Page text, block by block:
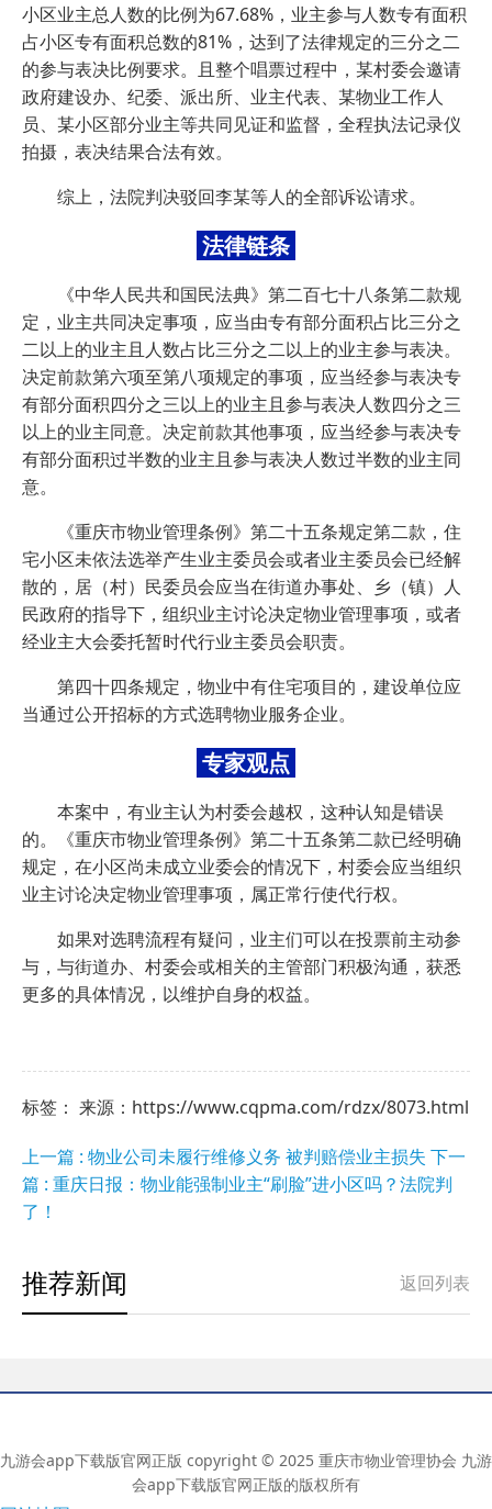
小区业主总人数的比例为67.68%，业主参与人数专有面积
占小区专有面积总数的81%，达到了法律规定的三分之二
的参与表决比例要求。且整个唱票过程中，某村委会邀请
政府建设办、纪委、派出所、业主代表、某物业工作人
员、某小区部分业主等共同见证和监督，全程执法记录仪
拍摄，表决结果合法有效。
综上，法院判决驳回李某等人的全部诉讼请求。
法律链条
《中华人民共和国民法典》第二百七十八条第二款规
定，业主共同决定事项，应当由专有部分面积占比三分之
二以上的业主且人数占比三分之二以上的业主参与表决。
决定前款第六项至第八项规定的事项，应当经参与表决专
有部分面积四分之三以上的业主且参与表决人数四分之三
以上的业主同意。决定前款其他事项，应当经参与表决专
有部分面积过半数的业主且参与表决人数过半数的业主同
意。
《重庆市物业管理条例》第二十五条规定第二款，住
宅小区未依法选举产生业主委员会或者业主委员会已经解
散的，居（村）民委员会应当在街道办事处、乡（镇）人
民政府的指导下，组织业主讨论决定物业管理事项，或者
经业主大会委托暂时代行业主委员会职责。
第四十四条规定，物业中有住宅项目的，建设单位应
当通过公开招标的方式选聘物业服务企业。
专家观点
本案中，有业主认为村委会越权，这种认知是错误
的。《重庆市物业管理条例》第二十五条第二款已经明确
规定，在小区尚未成立业委会的情况下，村委会应当组织
业主讨论决定物业管理事项，属正常行使代行权。
如果对选聘流程有疑问，业主们可以在投票前主动参
与，与街道办、村委会或相关的主管部门积极沟通，获悉
更多的具体情况，以维护自身的权益。
标签： 来源：https://www.cqpma.com/rdzx/8073.html
上一篇 : 物业公司未履行维修义务 被判赔偿业主损失 下一
篇 : 重庆日报：物业能强制业主“刷脸”进小区吗？法院判
了！
返回列表
推荐新闻
九游会app下载版官网正版 copyright © 2025 重庆市物业管理协会 九游
会app下载版官网正版的版权所有